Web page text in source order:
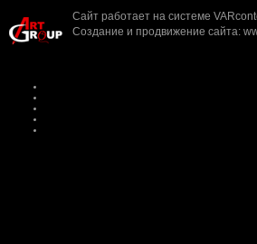
Сайт работает на системе
Создание и продвижение сайта: